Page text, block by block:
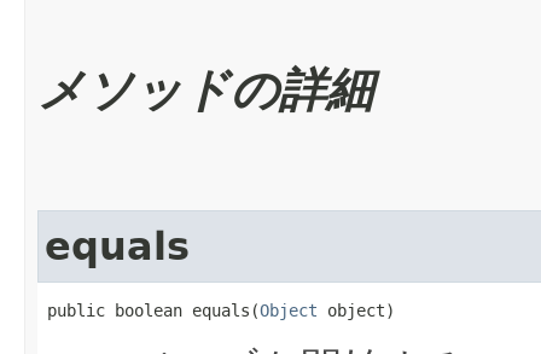
メソッドの詳細
equals
public boolean equals​(Object object)